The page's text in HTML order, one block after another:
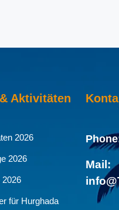
Aktivitäten
2026
2026
2026
für Hurghada
Mail: